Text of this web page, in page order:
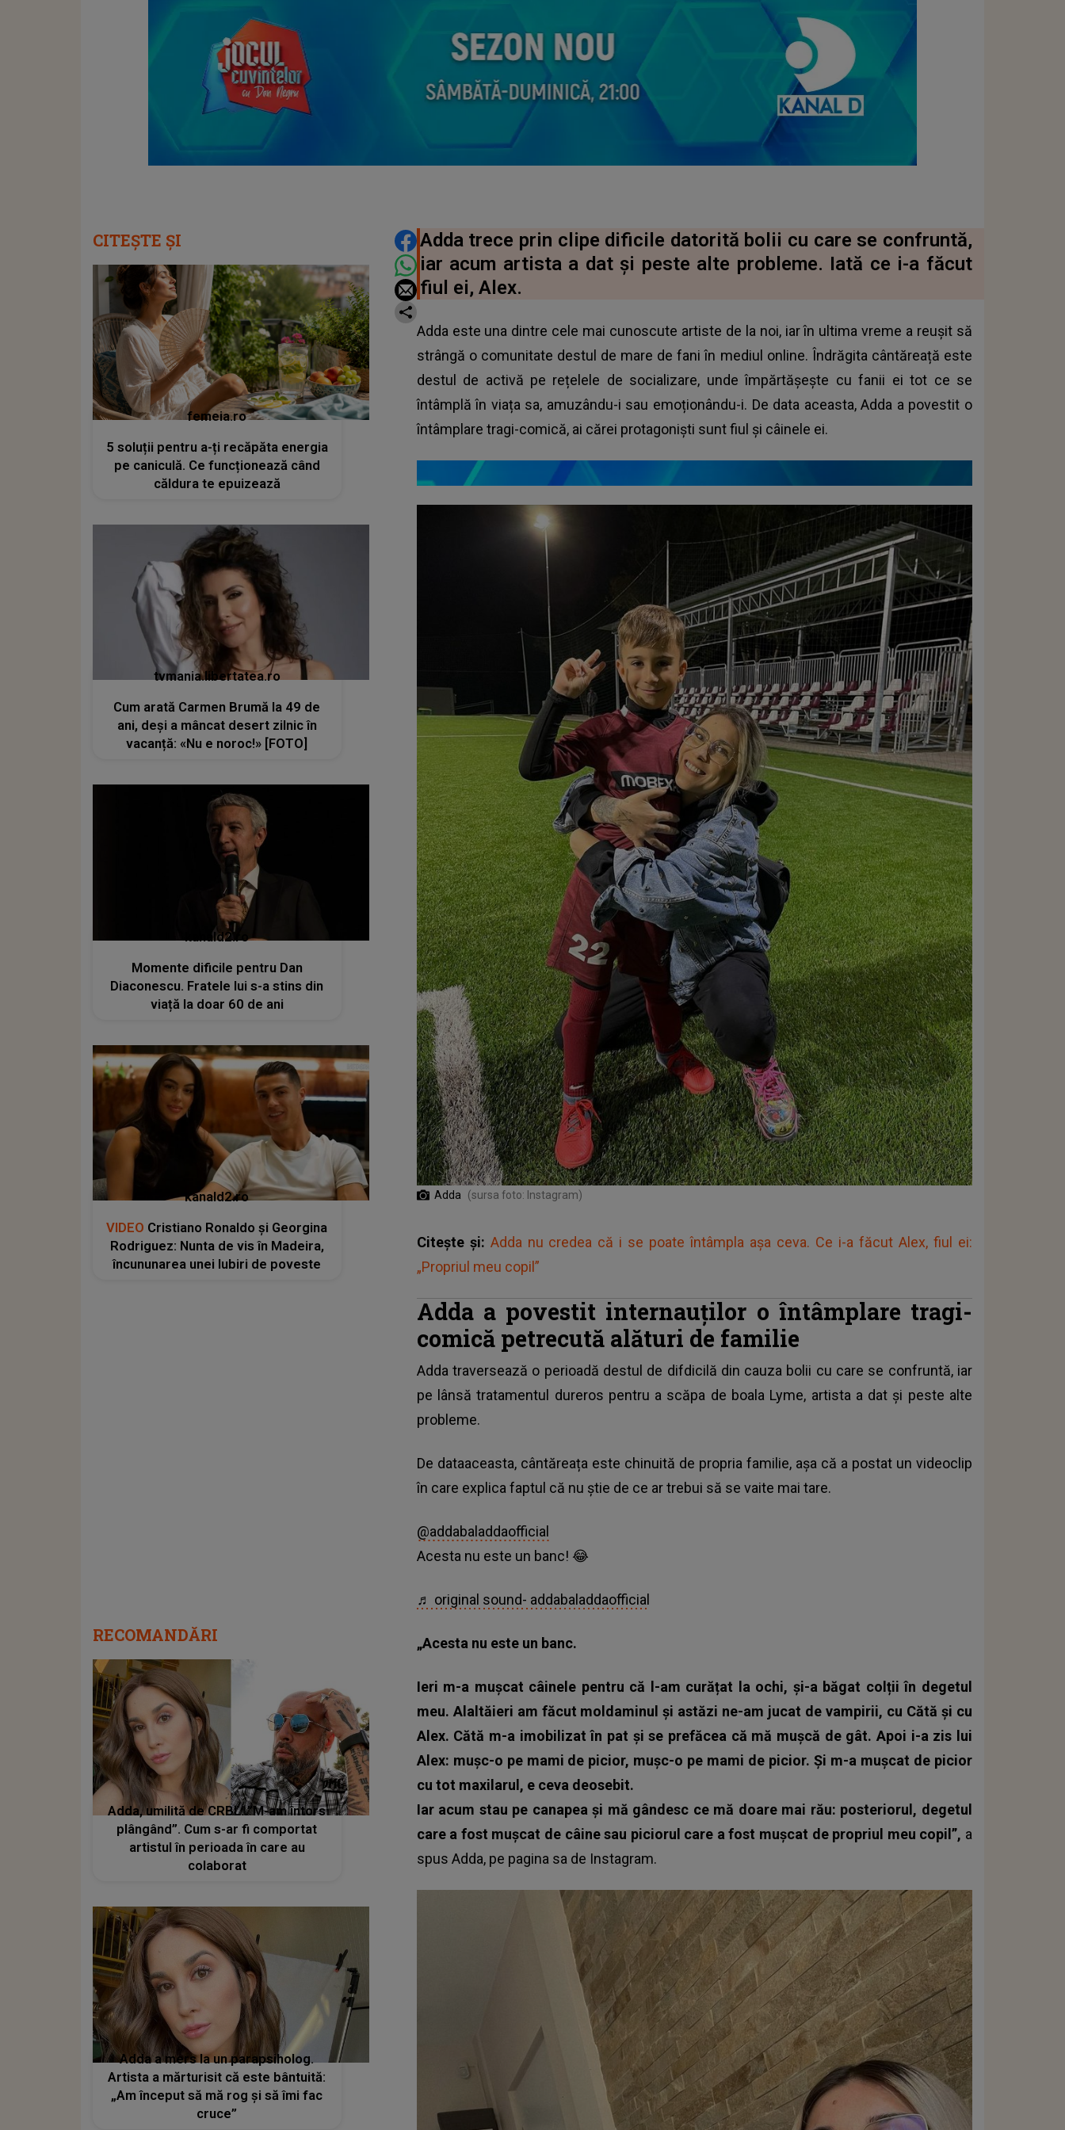
DISTRIBUIE ARTICOLUL
Adda trece prin clipe dificile datorită bolii cu care se confruntă,
iar acum artista a dat și peste alte probleme. Iată ce i-a făcut
fiul ei, Alex.
Adda este una dintre cele mai cunoscute artiste de la noi, iar în ultima vreme a reușit să
strângă o comunitate destul de mare de fani în mediul online. Îndrăgita cântăreață este
destul de activă pe rețelele de socializare, unde împărtășește cu fanii ei tot ce se
întâmplă în viața sa, amuzându-i sau emoționându-i. De data aceasta, Adda a povestit o
întâmplare tragi-comică, ai cărei protagoniști sunt fiul și câinele ei.
Adda (sursa foto: Instagram)
Citește și: Adda nu credea că i se poate întâmpla așa ceva. Ce i-a făcut Alex, fiul ei:
„Propriul meu copil”
Adda a povestit internauților o întâmplare tragi-
comică petrecută alături de familie
Adda traversează o perioadă destul de difdicilă din cauza bolii cu care se confruntă, iar
pe lânsă tratamentul dureros pentru a scăpa de boala Lyme, artista a dat și peste alte
probleme.
De dataaceasta, cântăreața este chinuită de propria familie, așa că a postat un videoclip
în care explica faptul că nu știe de ce ar trebui să se vaite mai tare.
@addabaladdaofficial
Acesta nu este un banc! 😂
♬ original sound- addabaladdaofficial
„Acesta nu este un banc.
Ieri m-a mușcat câinele pentru că l-am curățat la ochi, și-a băgat colții în degetul
meu. Alaltăieri am făcut moldaminul și astăzi ne-am jucat de vampirii, cu Cătă și cu
Alex. Cătă m-a imobilizat în pat și se prefăcea că mă mușcă de gât. Apoi i-a zis lui
Alex: mușc-o pe mami de picior, mușc-o pe mami de picior. Și m-a mușcat de picior
cu tot maxilarul, e ceva deosebit.
Iar acum stau pe canapea și mă gândesc ce mă doare mai rău: posteriorul, degetul
care a fost mușcat de câine sau piciorul care a fost mușcat de propriul meu copil”, a
spus Adda, pe pagina sa de Instagram.
CITEȘTE ȘI
femeia.ro
5 soluții pentru a-ți recăpăta energia
pe caniculă. Ce funcționează când
căldura te epuizează
tvmania.libertatea.ro
Cum arată Carmen Brumă la 49 de
ani, deși a mâncat desert zilnic în
vacanță: «Nu e noroc!» [FOTO]
kanald2.ro
Momente dificile pentru Dan
Diaconescu. Fratele lui s-a stins din
viață la doar 60 de ani
kanald2.ro
VIDEO Cristiano Ronaldo și Georgina
Rodriguez: Nunta de vis în Madeira,
încununarea unei Iubiri de poveste
RECOMANDĂRI
Adda, umilită de CRBL: ”M-am întors
plângând”. Cum s-ar fi comportat
artistul în perioada în care au
colaborat
Adda a mers la un parapsiholog.
Artista a mărturisit că este bântuită:
„Am început să mă rog și să îmi fac
cruce”